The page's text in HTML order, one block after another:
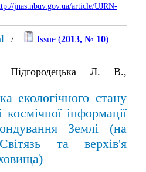
jnas.nbuv.gov.ua/article/UJRN-
/ Issue (2013, № 10)
Л. В.,
екологічного стану
інформації
Землі (на
та верхів'я